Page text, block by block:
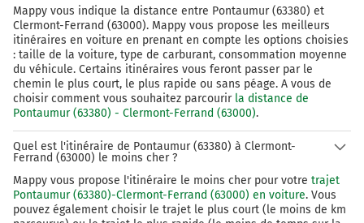
Mappy vous indique la distance entre Pontaumur (63380) et
Clermont-Ferrand (63000). Mappy vous propose les meilleurs
itinéraires en voiture en prenant en compte les options choisies
: taille de la voiture, type de carburant, consommation moyenne
du véhicule. Certains itinéraires vous feront passer par le
chemin le plus court, le plus rapide ou sans péage. A vous de
choisir comment vous souhaitez parcourir la distance de
Pontaumur (63380) - Clermont-Ferrand (63000).
Quel est l'itinéraire de Pontaumur (63380) à Clermont-
Ferrand (63000) le moins cher ?
Mappy vous propose l'itinéraire le moins cher pour votre trajet
Pontaumur (63380)-Clermont-Ferrand (63000) en voiture. Vous
pouvez également choisir le trajet le plus court (le moins de km